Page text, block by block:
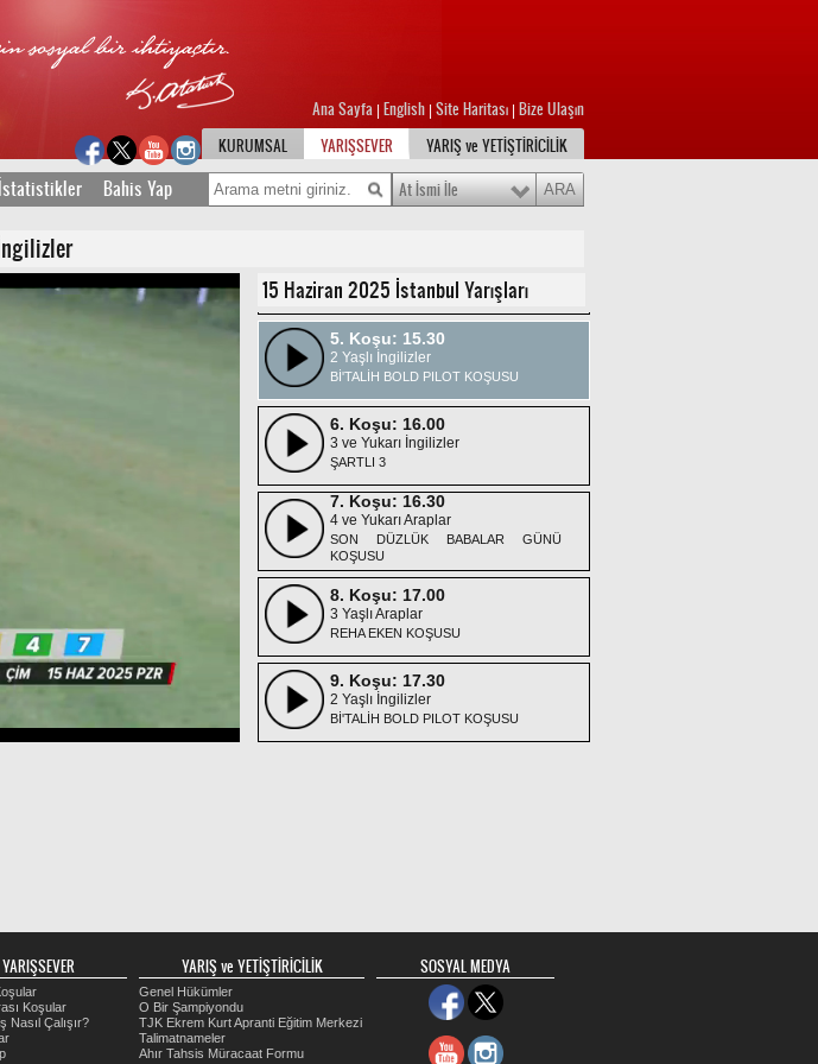
Ana Sayfa English Site Haritası Bize Ulaşın
KURUMSAL
YARIŞSEVER YARIŞ ve YETİŞTİRİCİLİK
İstatistikler Bahis Yap At İsmi İle
15 Haziran 2025 İstanbul Yarışları
2 Yaşlı İngilizler
Bİ'TALİH BOLD PILOT KOŞUSU
3 Yaşlı İngilizler
ŞARTLI 4
ŞARTLI 4/DHÖW
5. Koşu: 15.30
2 Yaşlı İngilizler
Bİ'TALİH BOLD PILOT KOŞUSU
6. Koşu: 16.00
3 ve Yukarı İngilizler
ŞARTLI 3
7. Koşu: 16.30
4 ve Yukarı Araplar
SON DÜZLÜK BABALAR GÜNÜ
KOŞUSU
8. Koşu: 17.00
3 Yaşlı Araplar
REHA EKEN KOŞUSU
9. Koşu: 17.30
2 Yaşlı İngilizler
Bİ'TALİH BOLD PILOT KOŞUSU
YARIŞSEVER
Koşular
Nasıl Çalışır?
YARIŞ ve YETİŞTİRİCİLİK
Genel Hükümler
O Bir Şampiyondu
TJK Ekrem Kurt Apranti Eğitim Merkezi
Talimatnameler
Ahır Tahsis Müracaat Formu
SOSYAL MEDYA